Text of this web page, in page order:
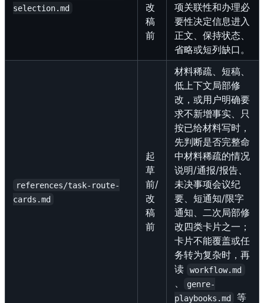
selection.md
改
稿
前
项关联性和办理必
要性决定信息进入
正文、保持状态、
省略或短列缺口。
references/task-route-
cards.md
起
草
前/
改
稿
前
材料稀疏、短稿、
低上下文局部修
改，或用户明确要
求不新增事实、只
按已给材料写时，
先判断是否完整命
中材料稀疏的情况
说明/通报/报告、
未决事项会议纪
要、短通知/限字
通知、二次局部修
改四类卡片之一；
卡片不能覆盖或任
务转为复杂时，再
读
workflow.md
、
genre-
playbooks.md
等